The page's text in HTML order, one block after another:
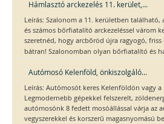
Hámlasztó arckezelés 11. kerület,...
Leírás: Szalonom a 11. kerületben található,
és számos bőrfiatalító arckezeléssel várom
szeretnéd, hogy arcbőröd újra ragyogó, friss
bátran! Szalonomban olyan bőrfiatalító és
Autómosó Kelenföld, önkiszolgáló...
Leírás: Autómosót keres Kelenföldön vagy a
Legmodernebb gépekkel felszerelt,
autómosónk 8 fedett mosóállással várja az
vegyszerekkel és korszerű magasnyomású